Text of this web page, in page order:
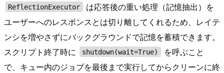
ReflectionExecutor
は応答後の重い処理（記憶抽出）を
ユーザーへのレスポンスとは切り離してくれるため、レイテ
ンシを増やさずにバックグラウンドで記憶を蓄積できます。
スクリプト終了時に
shutdown(wait=True)
を呼ぶこと
で、キュー内のジョブを最後まで実行してからクリーンに終